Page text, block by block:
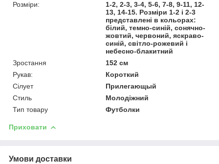
Розміри:
1-2, 2-3, 3-4, 5-6, 7-8, 9-11, 12-
13, 14-15. Розміри 1-2 і 2-3
представлені в кольорах:
білий, темно-синій, сонячно-
жовтий, червоний, яскраво-
синій, світло-рожевий і
небесно-блакитний
Зростання
152 см
Рукав:
Короткий
Сілует
Прилегающый
Стиль
Молодіжний
Тип товару
Футболки
Приховати
Умови доставки